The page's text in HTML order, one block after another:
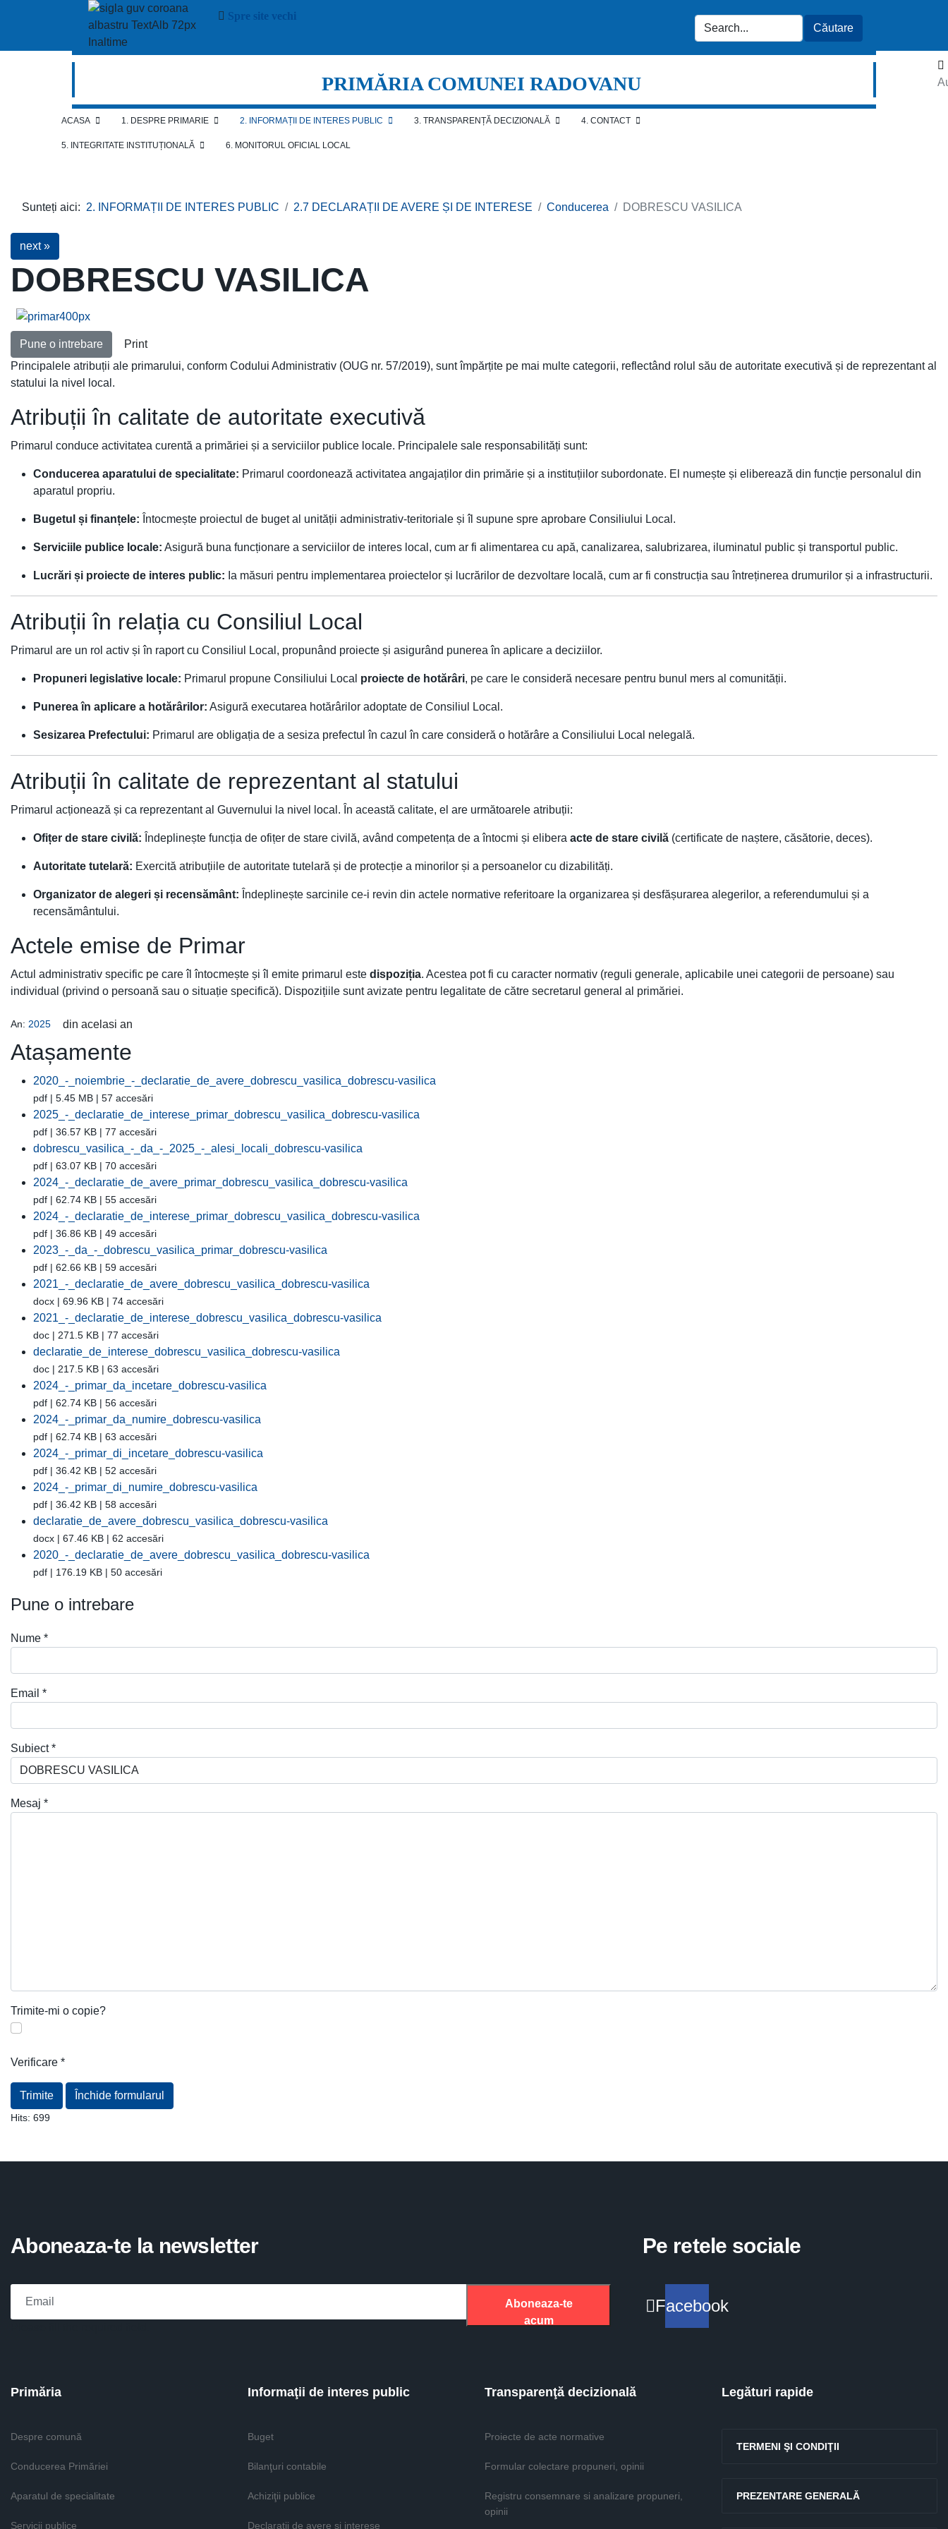
Spre site vechi
PRIMĂRIA COMUNEI RADOVANU
ACASA 1. DESPRE PRIMARIE 2. INFORMAȚII DE INTERES PUBLIC 3. TRANSPARENȚĂ DECIZIONALĂ 4. CONTACT
5. INTEGRITATE INSTITUȚIONALĂ 6. MONITORUL OFICIAL LOCAL
Sunteți aici: 2. INFORMAȚII DE INTERES PUBLIC 2.7 DECLARAȚII DE AVERE ȘI DE INTERESE Conducerea DOBRESCU VASILICA
next »
DOBRESCU VASILICA
Pune o intrebare
Print
Principalele atribuții ale primarului, conform Codului Administrativ (OUG nr. 57/2019), sunt împărțite pe mai multe categorii, reflectând rolul său de autoritate executivă și de reprezentant al
statului la nivel local.
Atribuții în calitate de autoritate executivă
Primarul conduce activitatea curentă a primăriei și a serviciilor publice locale. Principalele sale responsabilități sunt:
Conducerea aparatului de specialitate: Primarul coordonează activitatea angajaților din primărie și a instituțiilor subordonate. El numește și eliberează din funcție personalul din
aparatul propriu.
Bugetul și finanțele: Întocmește proiectul de buget al unității administrativ-teritoriale și îl supune spre aprobare Consiliului Local.
Serviciile publice locale: Asigură buna funcționare a serviciilor de interes local, cum ar fi alimentarea cu apă, canalizarea, salubrizarea, iluminatul public și transportul public.
Lucrări și proiecte de interes public: Ia măsuri pentru implementarea proiectelor și lucrărilor de dezvoltare locală, cum ar fi construcția sau întreținerea drumurilor și a infrastructurii.
Atribuții în relația cu Consiliul Local
Primarul are un rol activ și în raport cu Consiliul Local, propunând proiecte și asigurând punerea în aplicare a deciziilor.
Propuneri legislative locale: Primarul propune Consiliului Local proiecte de hotărâri, pe care le consideră necesare pentru bunul mers al comunității.
Punerea în aplicare a hotărârilor: Asigură executarea hotărârilor adoptate de Consiliul Local.
Sesizarea Prefectului: Primarul are obligația de a sesiza prefectul în cazul în care consideră o hotărâre a Consiliului Local nelegală.
Atribuții în calitate de reprezentant al statului
Primarul acționează și ca reprezentant al Guvernului la nivel local. În această calitate, el are următoarele atribuții:
Ofițer de stare civilă: Îndeplinește funcția de ofițer de stare civilă, având competența de a întocmi și elibera acte de stare civilă (certificate de naștere, căsătorie, deces).
Autoritate tutelară: Exercită atribuțiile de autoritate tutelară și de protecție a minorilor și a persoanelor cu dizabilități.
Organizator de alegeri și recensământ: Îndeplinește sarcinile ce-i revin din actele normative referitoare la organizarea și desfășurarea alegerilor, a referendumului și a
recensământului.
Actele emise de Primar
Actul administrativ specific pe care îl întocmește și îl emite primarul este dispoziția. Acestea pot fi cu caracter normativ (reguli generale, aplicabile unei categorii de persoane) sau
individual (privind o persoană sau o situație specifică). Dispozițiile sunt avizate pentru legalitate de către secretarul general al primăriei.
An: 2025 din acelasi an
Atașamente
2020_-_noiembrie_-_declaratie_de_avere_dobrescu_vasilica_dobrescu-vasilica
pdf | 5.45 MB | 57 accesări
2025_-_declaratie_de_interese_primar_dobrescu_vasilica_dobrescu-vasilica
pdf | 36.57 KB | 77 accesări
dobrescu_vasilica_-_da_-_2025_-_alesi_locali_dobrescu-vasilica
pdf | 63.07 KB | 70 accesări
2024_-_declaratie_de_avere_primar_dobrescu_vasilica_dobrescu-vasilica
pdf | 62.74 KB | 55 accesări
2024_-_declaratie_de_interese_primar_dobrescu_vasilica_dobrescu-vasilica
pdf | 36.86 KB | 49 accesări
2023_-_da_-_dobrescu_vasilica_primar_dobrescu-vasilica
pdf | 62.66 KB | 59 accesări
2021_-_declaratie_de_avere_dobrescu_vasilica_dobrescu-vasilica
docx | 69.96 KB | 74 accesări
2021_-_declaratie_de_interese_dobrescu_vasilica_dobrescu-vasilica
doc | 271.5 KB | 77 accesări
declaratie_de_interese_dobrescu_vasilica_dobrescu-vasilica
doc | 217.5 KB | 63 accesări
2024_-_primar_da_incetare_dobrescu-vasilica
pdf | 62.74 KB | 56 accesări
2024_-_primar_da_numire_dobrescu-vasilica
pdf | 62.74 KB | 63 accesări
2024_-_primar_di_incetare_dobrescu-vasilica
pdf | 36.42 KB | 52 accesări
2024_-_primar_di_numire_dobrescu-vasilica
pdf | 36.42 KB | 58 accesări
declaratie_de_avere_dobrescu_vasilica_dobrescu-vasilica
docx | 67.46 KB | 62 accesări
2020_-_declaratie_de_avere_dobrescu_vasilica_dobrescu-vasilica
pdf | 176.19 KB | 50 accesări
Pune o intrebare
Nume *
Email *
Subiect*
Mesaj *
Trimite-mi o copie?
Verificare *
Trimite Închide formularul
Hits: 699
Aboneaza-te la newsletter
Aboneaza-te
acum
Pe retele sociale
Facebook
Primăria
Despre comună
Conducerea Primăriei
Aparatul de specialitate
Servicii publice
Informaţii de interes public
Buget
Bilanţuri contabile
Achiziţii publice
Declaratii de avere si interese
Transparenţă decizională
Proiecte de acte normative
Formular colectare propuneri, opinii
Registru consemnare si analizare propuneri,
opinii
Legături rapide
TERMENI ŞI CONDIŢII
PREZENTARE GENERALĂ